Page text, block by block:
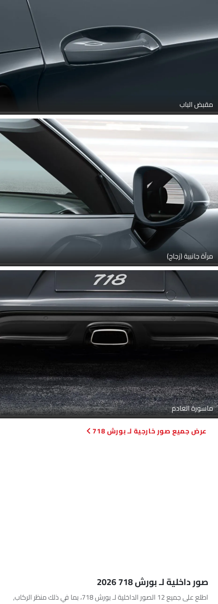
مقبض الباب
مرآة جانبية (زجاج)
ماسورة العادم
صور خارجية لـ بورش 718
صور داخلية لـ بورش 718 2026
اطلع على جميع 12 الصور الداخلية لـ بورش 718، بما في ذلك منظر الركاب,